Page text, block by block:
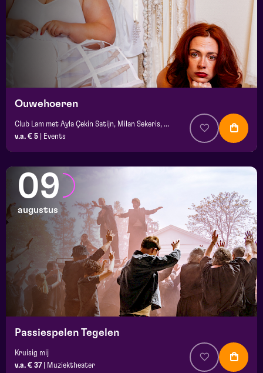
Ouwehoeren
Club Lam met Ayla Çekin Satijn, Milan Sekeris, Dic van Duin, Jean-Baptiste Rey e.a.
v.a. € 5
Events
09
augustus
Passiespelen Tegelen
Kruisig mij
v.a. € 37
Muziektheater